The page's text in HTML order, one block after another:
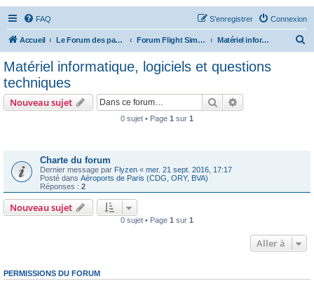
FAQ Connexion
S’enregistrer
Accueil Le Forum des passionnés d'aviation Forum Flight Simulator Matériel informatique, logiciels et questions techniques
r
Matériel informatique, logiciels et questions
techniques
Nouveau sujet Rechercher
0 sujet • Page 1 sur 1
Charte du forum
Dernier message par Flyzen « mer. 21 sept. 2016, 17:17
Posté dans Aéroports de Paris (CDG, ORY, BVA)
Réponses : 2
Nouveau sujet
0 sujet • Page 1 sur 1
Aller à
PERMISSIONS DU FORUM